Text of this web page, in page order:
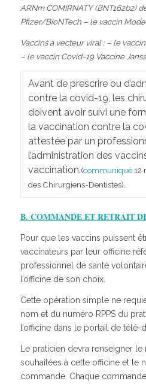
ARNm COMIRNATY (BNT162b2)
Pfizer/BioNTech – le vaccin
Vaccins à vecteur viral : – le
– le vaccin Covid-19 Vaccine
Avant de prescrire ou
contre la covid-19, les
doivent avoir suivi une
la vaccination contre la
attestée par un
l’administration des
vaccination.(communiqué12
des Chirurgiens-Dentistes).
B. COMMANDE ET RETRAIT
Pour que les vaccins puissent
vaccinateurs par leur officine
professionnel de santé
l’officine de son choix.
Cette opération simple ne
nom et du numéro RPPS du
l’officine dans le portail de télé-
Le praticien devra renseigner
souhaitées à cette officine et le
commande. Chaque